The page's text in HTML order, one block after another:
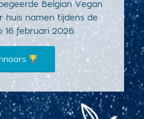
Belgian Vegan
huis namen tijdens de
16 februari 2026.